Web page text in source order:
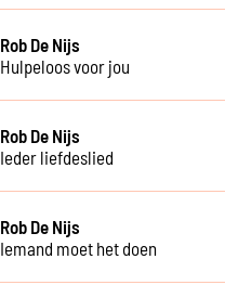
Rob De Nijs
Hulpeloos voor jou
Rob De Nijs
Ieder liefdeslied
Rob De Nijs
Iemand moet het doen